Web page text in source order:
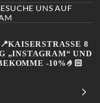
UNS AUF